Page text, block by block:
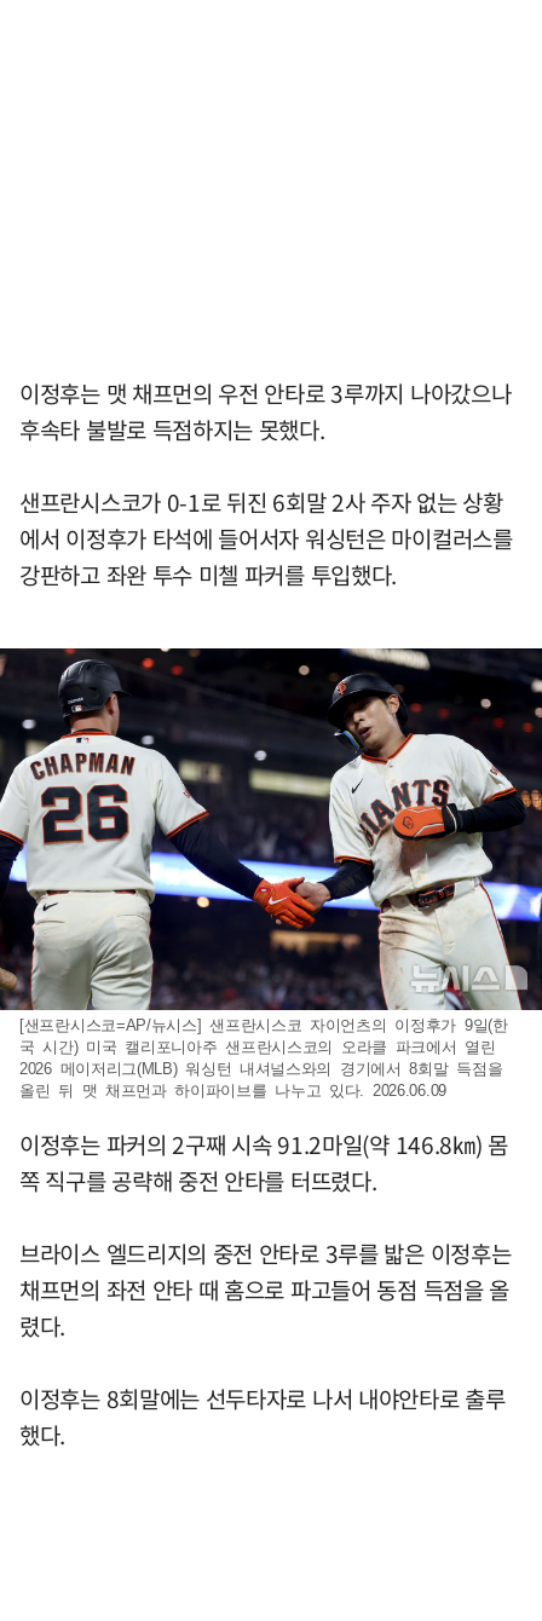
이정후는 맷 채프먼의 우전 안타로 3루까지 나아갔으나
후속타 불발로 득점하지는 못했다.
샌프란시스코가 0-1로 뒤진 6회말 2사 주자 없는 상황
에서 이정후가 타석에 들어서자 워싱턴은 마이컬러스를
강판하고 좌완 투수 미첼 파커를 투입했다.
[샌프란시스코=AP/뉴시스] 샌프란시스코 자이언츠의 이정후가 9일(한
국 시간) 미국 캘리포니아주 샌프란시스코의 오라클 파크에서 열린
2026 메이저리그(MLB) 워싱턴 내셔널스와의 경기에서 8회말 득점을
올린 뒤 맷 채프먼과 하이파이브를 나누고 있다. 2026.06.09
이정후는 파커의 2구째 시속 91.2마일(약 146.8㎞) 몸
쪽 직구를 공략해 중전 안타를 터뜨렸다.
브라이스 엘드리지의 중전 안타로 3루를 밟은 이정후는
채프먼의 좌전 안타 때 홈으로 파고들어 동점 득점을 올
렸다.
이정후는 8회말에는 선두타자로 나서 내야안타로 출루
했다.